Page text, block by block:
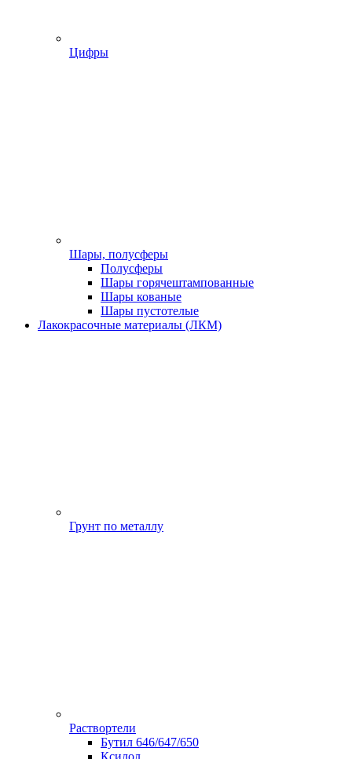
Цифры
Шары, полусферы
Полусферы
Шары горячештампованные
Шары кованые
Шары пустотелые
Лакокрасочные материалы (ЛКМ)
Грунт по металлу
Раствортели
Бутил 646/647/650
Ксилол